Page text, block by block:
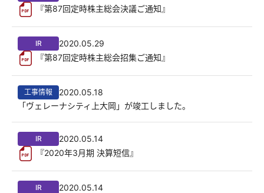
『第87回定時株主総会決議ご通知』
IR
2020.05.29
『第87回定時株主総会招集ご通知』
工事情報
2020.05.18
「ヴェレーナシティ上大岡」が竣工しました。
IR
2020.05.14
『2020年3月期 決算短信』
IR
2020.05.14